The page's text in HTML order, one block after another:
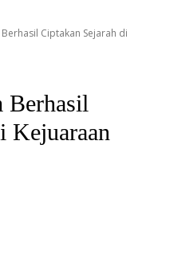
Ciptakan Sejarah di
Berhasil
Kejuaraan